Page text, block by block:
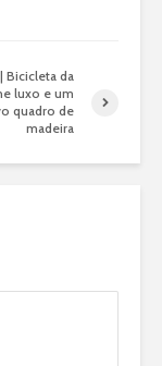
Bicicleta da
luxo e um
quadro de
madeira